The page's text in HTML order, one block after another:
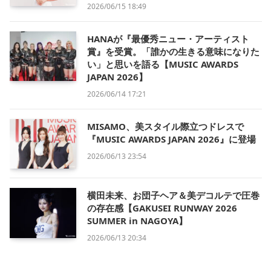
2026/06/15 18:49
HANAが『最優秀ニュー・アーティスト
賞』を受賞。「誰かの生きる意味になりた
い」と思いを語る【MUSIC AWARDS
JAPAN 2026】
2026/06/14 17:21
MISAMO、美スタイル際立つドレスで
『MUSIC AWARDS JAPAN 2026』に登場
2026/06/13 23:54
横田未来、お団子ヘア＆美デコルテで圧巻
の存在感【GAKUSEI RUNWAY 2026
SUMMER in NAGOYA】
2026/06/13 20:34